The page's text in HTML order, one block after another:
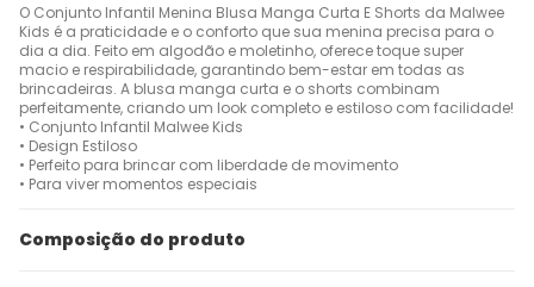
O Conjunto Infantil Menina Blusa Manga Curta E Shorts da Malwee
Kids é a praticidade e o conforto que sua menina precisa para o
dia a dia. Feito em algodão e moletinho, oferece toque super
macio e respirabilidade, garantindo bem-estar em todas as
brincadeiras. A blusa manga curta e o shorts combinam
perfeitamente, criando um look completo e estiloso com facilidade!
• Conjunto Infantil Malwee Kids
• Design Estiloso
• Perfeito para brincar com liberdade de movimento
• Para viver momentos especiais
Composição do produto